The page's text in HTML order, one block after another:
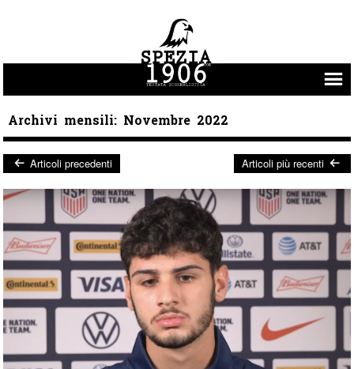
Archivi mensili: Novembre 2022
Post navigation
Articoli precedenti Articoli più recenti